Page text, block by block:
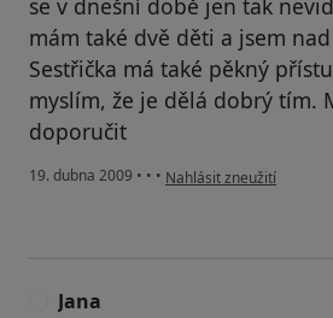
se v dnešní době jen tak
mám také dvě děti a jsem
Sestřička má také pěkný
myslím, že je dělá dobrý tím.
doporučit
19. dubna 2009 • • • podle názoru uživatele KA
Nahlásit zneužití
Jana